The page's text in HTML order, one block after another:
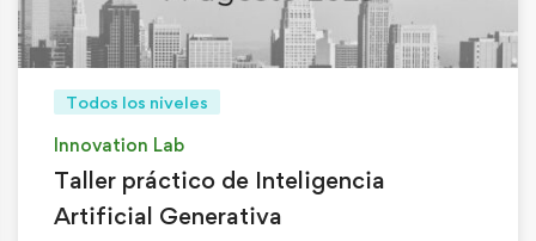
Todos los niveles
Innovation Lab
Taller práctico de Inteligencia
Artificial Generativa